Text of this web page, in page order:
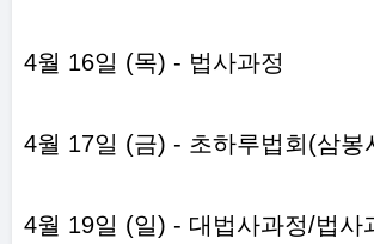
4월 16일 (목) - 법사과정
4월 17일 (금) - 초하루법회(삼봉
4월 19일 (일) - 대법사과정/법사